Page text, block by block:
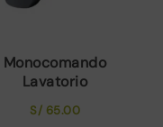
Monocomando
Lavatorio
S/ 65.00